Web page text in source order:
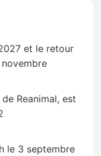
et le retour
novembre
Reanimal, est
le 3 septembre